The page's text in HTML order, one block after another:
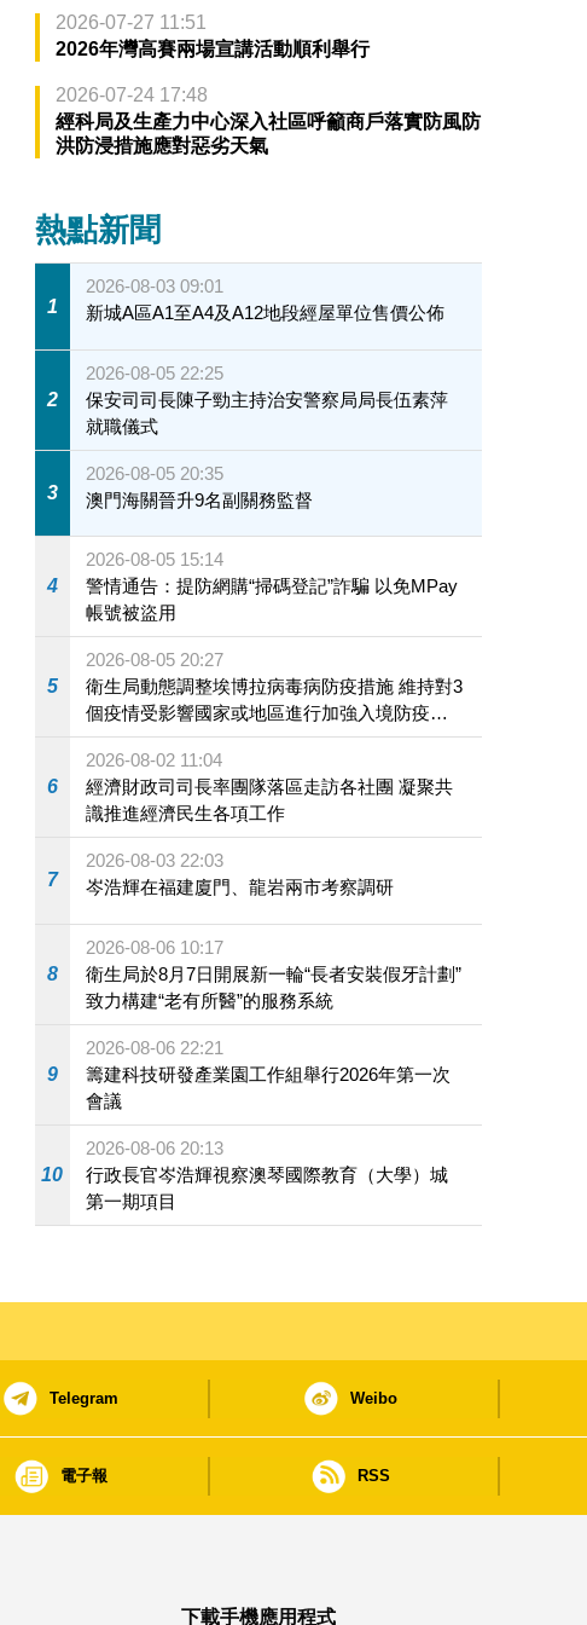
2026-07-27 11:51
2026年灣高賽兩場宣講活動順利舉行
2026-07-24 17:48
經科局及生產力中心深入社區呼籲商戶落實防風防
洪防浸措施應對惡劣天氣
熱點新聞
1
2026-08-03 09:01
新城A區A1至A4及A12地段經屋單位售價公佈
2
2026-08-05 22:25
保安司司長陳子勁主持治安警察局局長伍素萍
就職儀式
3
2026-08-05 20:35
澳門海關晉升9名副關務監督
4
2026-08-05 15:14
警情通告：提防網購“掃碼登記”詐騙 以免MPay
帳號被盜用
5
2026-08-05 20:27
衛生局動態調整埃博拉病毒病防疫措施 維持對3
個疫情受影響國家或地區進行加強入境防疫措
施
6
2026-08-02 11:04
經濟財政司司長率團隊落區走訪各社團 凝聚共
識推進經濟民生各項工作
7
2026-08-03 22:03
岑浩輝在福建廈門、龍岩兩市考察調研
8
2026-08-06 10:17
衛生局於8月7日開展新一輪“長者安裝假牙計劃”
致力構建“老有所醫”的服務系統
9
2026-08-06 22:21
籌建科技研發產業園工作組舉行2026年第一次
會議
10
2026-08-06 20:13
行政長官岑浩輝視察澳琴國際教育（大學）城
第一期項目
Telegram Weibo
電子報 RSS
下載手機應用程式